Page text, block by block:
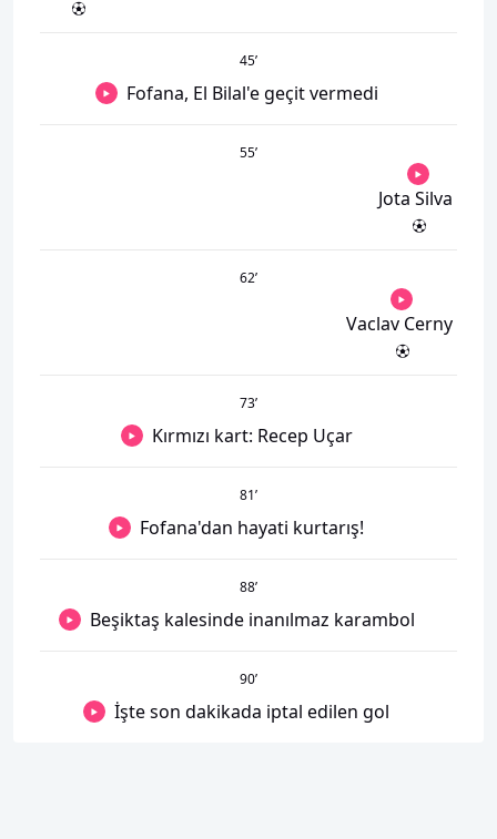
45’
Fofana, El Bilal'e geçit vermedi
55’
Jota Silva
62’
Vaclav Cerny
73’
Kırmızı kart: Recep Uçar
81’
Fofana'dan hayati kurtarış!
88’
Beşiktaş kalesinde inanılmaz karambol
90’
İşte son dakikada iptal edilen gol